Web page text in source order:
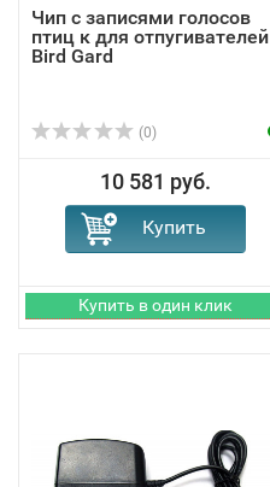
Чип с записями голосов
птиц к для отпугивателей
Bird Gard
(0)
10 581 руб.